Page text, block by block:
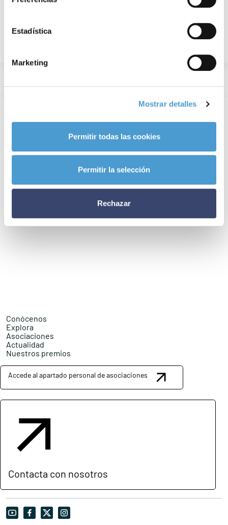
Estadística
Marketing
Mostrar detalles
Permitir todas las cookies
Permitir la selección
Rechazar
Conócenos
Explora
Asociaciones
Actualidad
Nuestros premios
Accede al apartado personal de asociaciones
Contacta con nosotros